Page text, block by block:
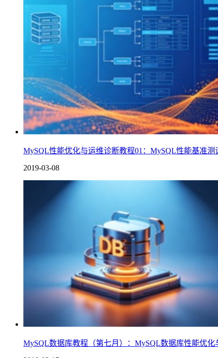
MySQL性能优化与运维诊断教程01：MySQL性能基准测
2019-03-08
MySQL数据库教程（第七月）：MySQL数据库性能优化